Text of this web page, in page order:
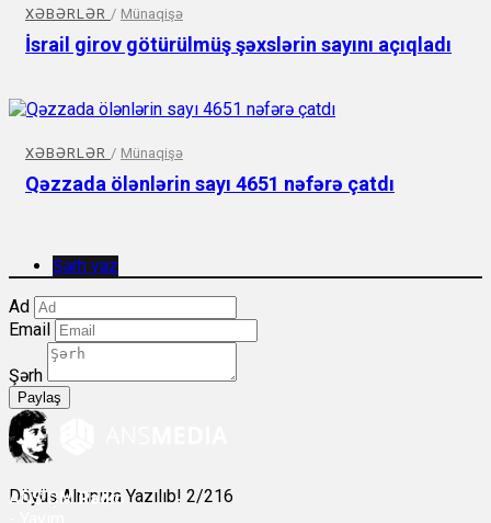
XƏBƏRLƏR / Münaqişə
İsrail girov götürülmüş şəxslərin sayını açıqladı
XƏBƏRLƏR / Münaqişə
Qəzzada ölənlərin sayı 4651 nəfərə çatdı
Şərh yaz
Ad
Email
Şərh
Paylaş
Döyüş Alnınıza Yazılıb! 2/216
ANSÇM Radio